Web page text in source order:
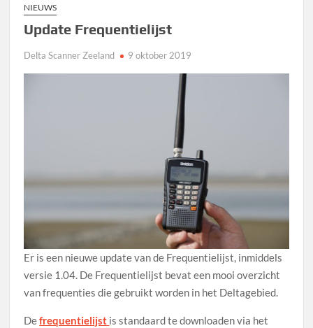
NIEUWS
Update Frequentielijst
Delta Scanner Zeeland 9 oktober 2019
Er is een nieuwe update van de Frequentielijst, inmiddels
versie 1.04. De Frequentielijst bevat een mooi overzicht
van frequenties die gebruikt worden in het Deltagebied.
Defrequentielijst is standaard te downloaden via het